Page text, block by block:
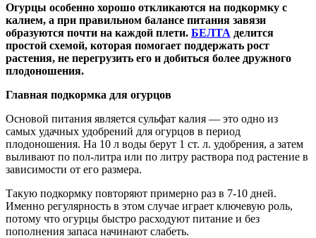
Огурцы особенно хорошо откликаются на подкормку с
калием, а при правильном балансе питания завязи
образуются почти на каждой плети. БЕЛТА делится
простой схемой, которая помогает поддержать рост
растения, не перегрузить его и добиться более дружного
плодоношения.
Главная подкормка для огурцов
Основой питания является сульфат калия — это одно из
самых удачных удобрений для огурцов в период
плодоношения. На 10 л воды берут 1 ст. л. удобрения, а затем
выливают по пол-литра или по литру раствора под растение в
зависимости от его размера.
Такую подкормку повторяют примерно раз в 7-10 дней.
Именно регулярность в этом случае играет ключевую роль,
потому что огурцы быстро расходуют питание и без
пополнения запаса начинают слабеть.